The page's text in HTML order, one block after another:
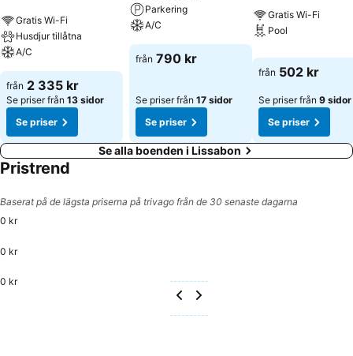
Gratis Wi-Fi
Husdjur tillåtna
A/C
från 2 335 kr
Se priser från 13 sidor
Se priser
Parkering
A/C
från 790 kr
Se priser från 17 sidor
Se priser
Gratis Wi-Fi
Pool
från 502 kr
Se priser från 9 sidor
Se priser
Se alla boenden i Lissabon
Pristrend
Baserat på de lägsta priserna på trivago från de 30 senaste dagarna
0 kr
0 kr
0 kr